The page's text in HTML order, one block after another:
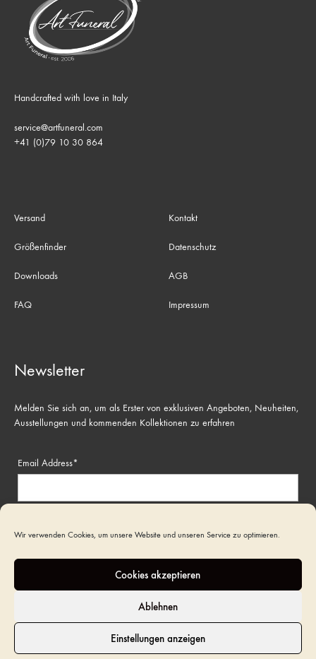
Wir verwenden Cookies, um unsere Website und unseren Service zu optimieren.
Cookies akzeptieren
Ablehnen
Einstellungen anzeigen
Handcrafted with love in Italy
service@artfuneral.com
+41 (0)79 10 30 864
Versand
Größenfinder
Downloads
FAQ
Kontakt
Datenschutz
AGB
Impressum
Newsletter
Melden Sie sich an, um als Erster von exklusiven Angeboten, Neuheiten,
Ausstellungen und kommenden Kollektionen zu erfahren
Email Address*
©2022 Art Funeral. All rights reserved